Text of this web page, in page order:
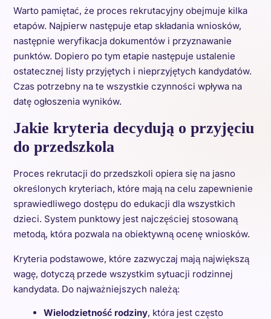
Warto pamiętać, że proces rekrutacyjny obejmuje kilka
etapów. Najpierw następuje etap składania wniosków,
następnie weryfikacja dokumentów i przyznawanie
punktów. Dopiero po tym etapie następuje ustalenie
ostatecznej listy przyjętych i nieprzyjętych kandydatów.
Czas potrzebny na te wszystkie czynności wpływa na
datę ogłoszenia wyników.
Jakie kryteria decydują o przyjęciu
do przedszkola
Proces rekrutacji do przedszkoli opiera się na jasno
określonych kryteriach, które mają na celu zapewnienie
sprawiedliwego dostępu do edukacji dla wszystkich
dzieci. System punktowy jest najczęściej stosowaną
metodą, która pozwala na obiektywną ocenę wniosków.
Kryteria podstawowe, które zazwyczaj mają największą
wagę, dotyczą przede wszystkim sytuacji rodzinnej
kandydata. Do najważniejszych należą:
Wielodzietność rodziny, która jest często